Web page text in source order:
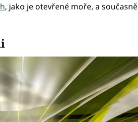
, jako je otevřené moře, a současně